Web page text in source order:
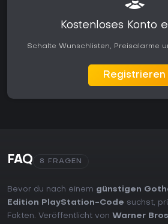
Kostenloses Konto
Schalte Wunschlisten, Preisalarme
Registrieren
FAQ 8 FRAGEN
Bevor du nach einem günstigen
Edition PlayStation-Code suchst,
Fakten. Veröffentlicht von Warner